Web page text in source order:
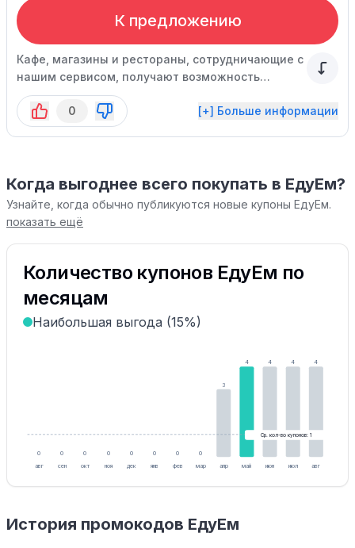
К предложению
Кафе, магазины и рестораны, сотрудничающие с
нашим сервисом, получают возможность
привлечения большого числа посетителей,
удобную логистику, доступ к новым каналам
продаж и другие преимущества. Чтобы узнать
0 [+] Больше информации
Когда выгоднее всего покупать в ЕдуЕм?
Узнайте, когда обычно публикуются новые купоны ЕдуЕм.
показать ещё
Количество купонов ЕдуЕм по
месяцам
Наибольшая выгода (15%)
0
авг
0
сен
0
окт
0
ноя
0
дек
0
янв
0
фев
0
мар
3
апр
4
май
4
июн
4
июл
4
авг
Ср. кол-во купонов: 1
История промокодов ЕдуЕм